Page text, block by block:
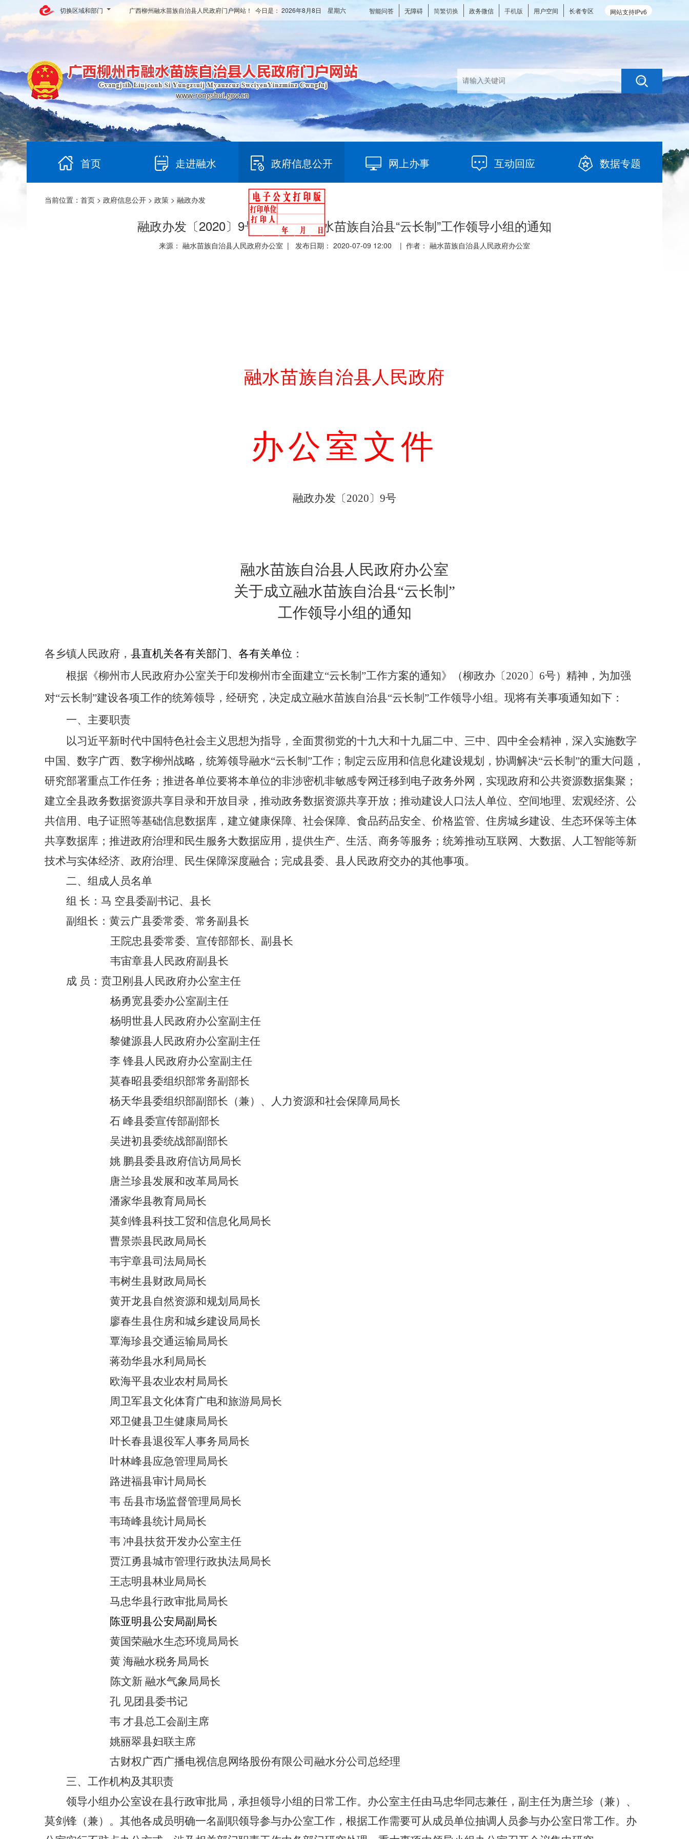
切换区域和部门 网站支持IPv6
智能问答 无障碍 简繁切换 政务微信 手机版 用户空间 长者专区
广西柳州融水苗族自治县人民政府门户网站！ 今日是： 2026年8月8日 星期六
首页 走进融水 政府信息公开 网上办事 互动回应 数据专题
当前位置： 首页 > 政府信息公开 > 政策 > 融政办发
融政办发〔2020〕9号 关于成立融水苗族自治县“云长制”工作领导小组的通知
来源： 融水苗族自治县人民政府办公室 | 发布日期： 2020-07-09 12:00 | 作者： 融水苗族自治县人民政府办公室
融水苗族自治县人民政府
办公室文件
融政办发〔2020〕 9号
融水苗族自治县人民政府办公室
关于成立融水苗族自治县“云长制”
工作领导小组的通知
各乡镇人民政府， 县直机关各有关部门、各有关单位 ：
根据《柳州市人民政府办公室关于印发柳州市全面建立“云长制”工作方案的通知》（柳政办〔2020〕 6号）精神，为加强
对“云长制”建设各项工作的统筹领导， 经研究， 决定成立融水苗族自治县“云长制”工作领导小组。现将有关事项通知如下：
一、主要职责
以习近平新时代中国特色社会主义思想为指导，全面贯彻党的十九大和十九届二中、三中、四中全会精神，深入实施数字
中国、数字广西、数字柳州战略，统筹领导融水“云长制”工作；制定云应用和信息化建设规划，协调解决“云长制”的重大问题，
研究部署重点工作任务；推进各单位要将本单位的非涉密机非敏感专网迁移到电子政务外网，实现政府和公共资源数据集聚；
建立全县政务数据资源共享目录和开放目录，推动政务数据资源共享开放；推动建设人口法人单位、空间地理、宏观经济、公
共信用、电子证照等基础信息数据库，建立健康保障、社会保障、食品药品安全、价格监管、住房城乡建设、生态环保等主体
共享数据库；推进政府治理和民生服务大数据应用，提供生产、生活、商务等服务；统筹推动互联网、大数据、人工智能等新
技术与实体经济、政府治理、民生保障深度融合；完成县委、 县 人民政府交办的其他事项。
二、组成人员名单
组 长：马 空县委副书记、县长
副组长：黄云广县委常委、常务副县长
王院忠县委常委、宣传部部长、副县长
韦宙章县人民政府副县长
成 员：贲卫刚县 人民政府办公室主任
杨勇宽县委办公室副主任
杨明世县 人民政府办公室副主任
黎健源县 人民政府办公室副主任
李 锋县 人民政府办公室副主任
莫春昭县委组织部常务副部长
杨天华县委组织部副部长（兼）、 人力资源和社会保障局局长
石 峰县委宣传部副部长
吴进初县委统战部副部长
姚 鹏县委县政府信访局局长
唐兰珍县发展和改革局局长
潘家华县教育局局长
莫剑锋县科技工贸和信息化局局长
曹景崇县民政局局长
韦宇章县司法局局长
韦树生县财政局局长
黄开龙县自然资源和规划局局长
廖春生县住房和城乡建设局局长
覃海珍县交通运输局局长
蒋劲华县水利局局长
欧海平县农业农村局局长
周卫军县文化体育广电和旅游局局长
邓卫健县卫生健康局局长
叶长春县退役军人事务局局长
叶林峰县应急管理 局局长
路进福县审计局局长
韦 岳县市场监督管理 局局长
韦琦峰县统计局局长
韦 冲县扶贫开发办公室主任
贾江勇县城市管理行政执法局局长
王志明县林业局局长
马忠华县行政审批局局长
陈亚明县公安局副局长
黄国荣融水生态环境局局长
黄 海融水税务局局长
陈文新 融水气象局局长
孔 见团县委书记
韦 才县总工会副主席
姚丽翠县妇联主席
古财权广西广播电视信息网络股份有限公司融水分公司总经理
三、工作机构及其职责
领导小组办公室设在县行政审批局，承担领导小组的日常工作。办公室主任由马忠华同志兼任，副主任为唐兰珍（兼）、
莫剑锋（兼）。其他各成员明确一名副职领导参与办公室工作，根据工作需要可从成员单位抽调人员参与办公室日常工作。办